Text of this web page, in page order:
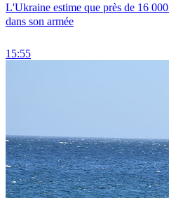
L'Ukraine estime que près de 16
dans son armée
15:55